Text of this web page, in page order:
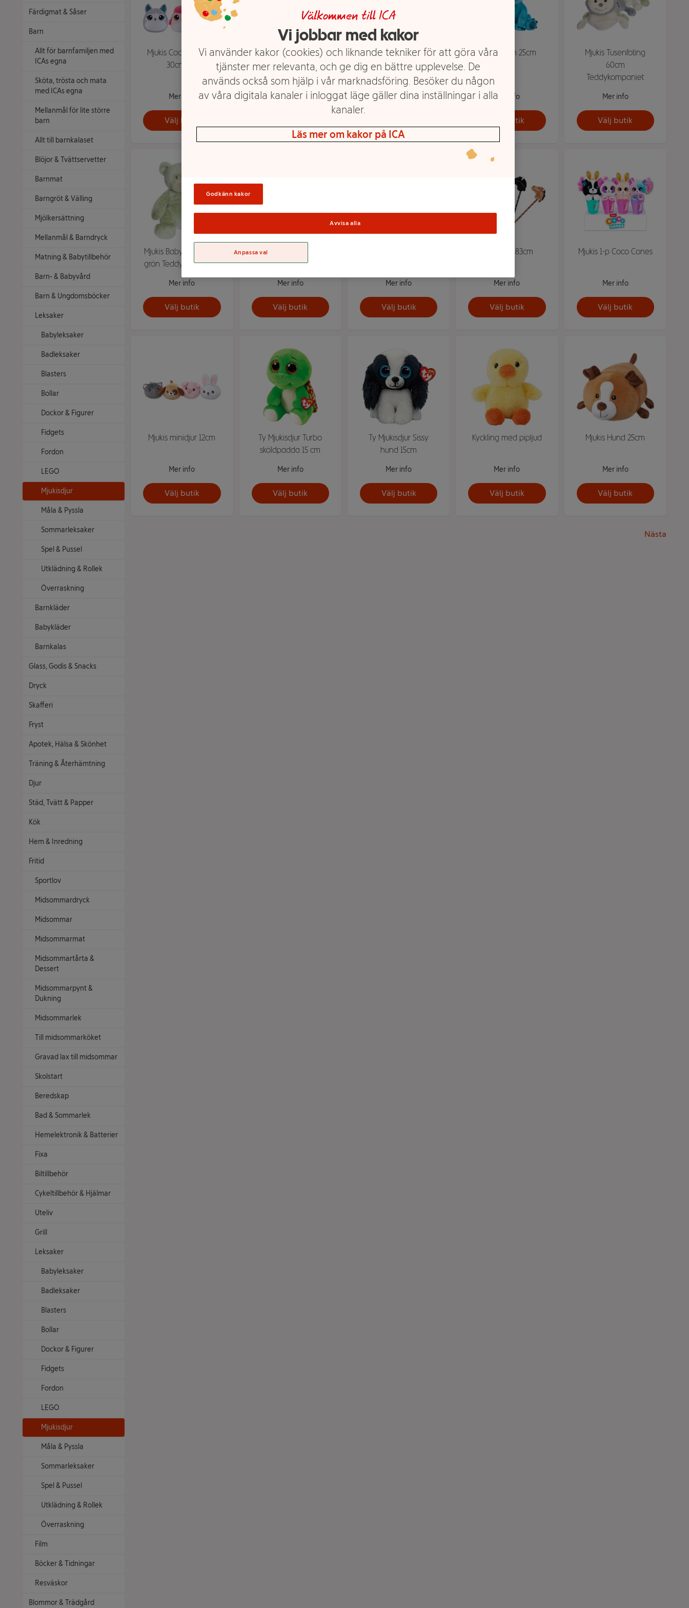
Färdigmat & Såser
Barn
Allt för barnfamiljen med
ICAs egna
Sköta, trösta och mata
med ICAs egna
Mellanmål för lite större
barn
Allt till barnkalaset
Blöjor & Tvättservetter
Barnmat
Barngröt & Välling
Mjölkersättning
Mellanmål & Barndryck
Matning & Babytillbehör
Barn- & Babyvård
Barn & Ungdomsböcker
Leksaker
Babyleksaker
Badleksaker
Blasters
Bollar
Dockor & Figurer
Fidgets
Fordon
LEGO
Mjukisdjur
Måla & Pyssla
Sommarleksaker
Spel & Pussel
Utklädning & Rollek
Överraskning
Barnkläder
Babykläder
Barnkalas
Glass, Godis & Snacks
Dryck
Skafferi
Fryst
Apotek, Hälsa & Skönhet
Träning & Återhämtning
Djur
Städ, Tvätt & Papper
Kök
Hem & Inredning
Fritid
Sportlov
Midsommardryck
Midsommar
Midsommarmat
Midsommartårta &
Dessert
Midsommarpynt &
Dukning
Midsommarlek
Till midsommarköket
Gravad lax till midsommar
Skolstart
Beredskap
Bad & Sommarlek
Hemelektronik & Batterier
Fixa
Biltillbehör
Cykeltillbehör & Hjälmar
Uteliv
Grill
Leksaker
Babyleksaker
Badleksaker
Blasters
Bollar
Dockor & Figurer
Fidgets
Fordon
LEGO
Mjukisdjur
Måla & Pyssla
Sommarleksaker
Spel & Pussel
Utklädning & Rollek
Överraskning
Film
Böcker & Tidningar
Resväskor
Blommor & Trädgård
Mjukis Coco Squishie
30cm 1-p
Mer info
Välj butik
Mjukiskudde hund
90cm
Mer info
Mjukiskudde Krokodil
90cm
Mer info
Mjukis Stitch 25cm
Mer info
Välj butik
Mjukis Tusenfoting
60cm
Teddykompaniet
Mer info
Välj butik
Mjukis Babynalle 23cm
grön Teddykompaniet
Mer info
Välj butik
Mjukis Gabby 25cm
Mer info
Välj butik
Mer info
Välj butik
Käpphäst 83cm
Mer info
Välj butik
Mjukis 1-p Coco Cones
Mer info
Välj butik
Mjukis minidjur 12cm
Mer info
Välj butik
Ty Mjukisdjur Turbo
sköldpadda 15 cm
Mer info
Välj butik
Ty Mjukisdjur Sissy
hund 15cm
Mer info
Välj butik
Kyckling med pipljud
Mer info
Välj butik
Mjukis Hund 25cm
Mer info
Välj butik
Nästa
Välkommen till ICA
Vi jobbar med kakor
Vi använder kakor (cookies) och liknande tekniker för att göra våra
tjänster mer relevanta, och ge dig en bättre upplevelse. De
används också som hjälp i vår marknadsföring. Besöker du någon
av våra digitala kanaler i inloggat läge gäller dina inställningar i alla
kanaler.
Läs mer om kakor på ICA
Godkänn kakor
Avvisa alla
Anpassa val